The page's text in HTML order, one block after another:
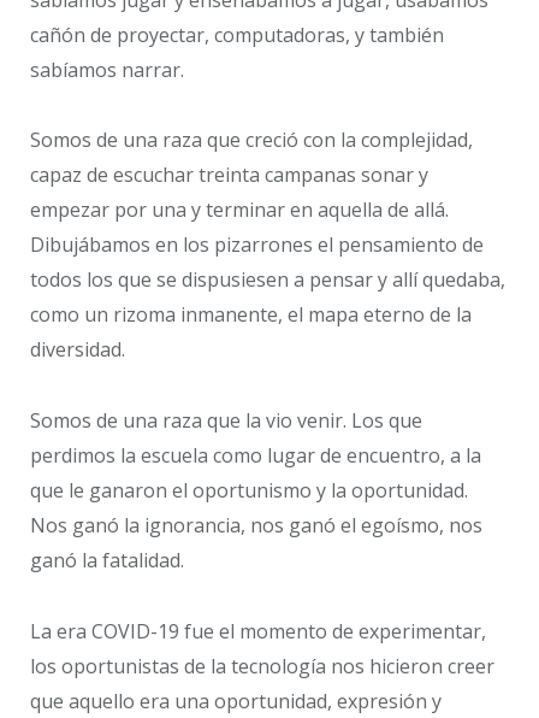
cañón de proyectar, computadoras, y también
sabíamos narrar.
Somos de una raza que creció con la complejidad,
capaz de escuchar treinta campanas sonar y
empezar por una y terminar en aquella de allá.
Dibujábamos en los pizarrones el pensamiento de
todos los que se dispusiesen a pensar y allí quedaba,
como un rizoma inmanente, el mapa eterno de la
diversidad.
Somos de una raza que la vio venir. Los que
perdimos la escuela como lugar de encuentro, a la
que le ganaron el oportunismo y la oportunidad.
Nos ganó la ignorancia, nos ganó el egoísmo, nos
ganó la fatalidad.
La era COVID-19 fue el momento de experimentar,
los oportunistas de la tecnología nos hicieron creer
que aquello era una oportunidad, expresión y